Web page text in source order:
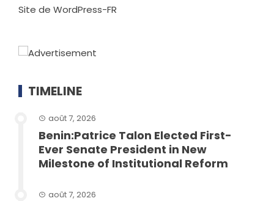
Site de WordPress-FR
TIMELINE
août 7, 2026
Benin:Patrice Talon Elected First-
Ever Senate President in New
Milestone of Institutional Reform
août 7, 2026